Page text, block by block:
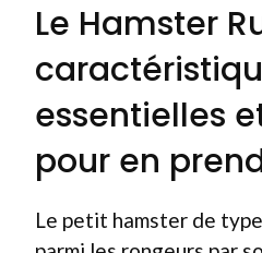
Le Hamster
essentielles
pour en
Le petit hamster de